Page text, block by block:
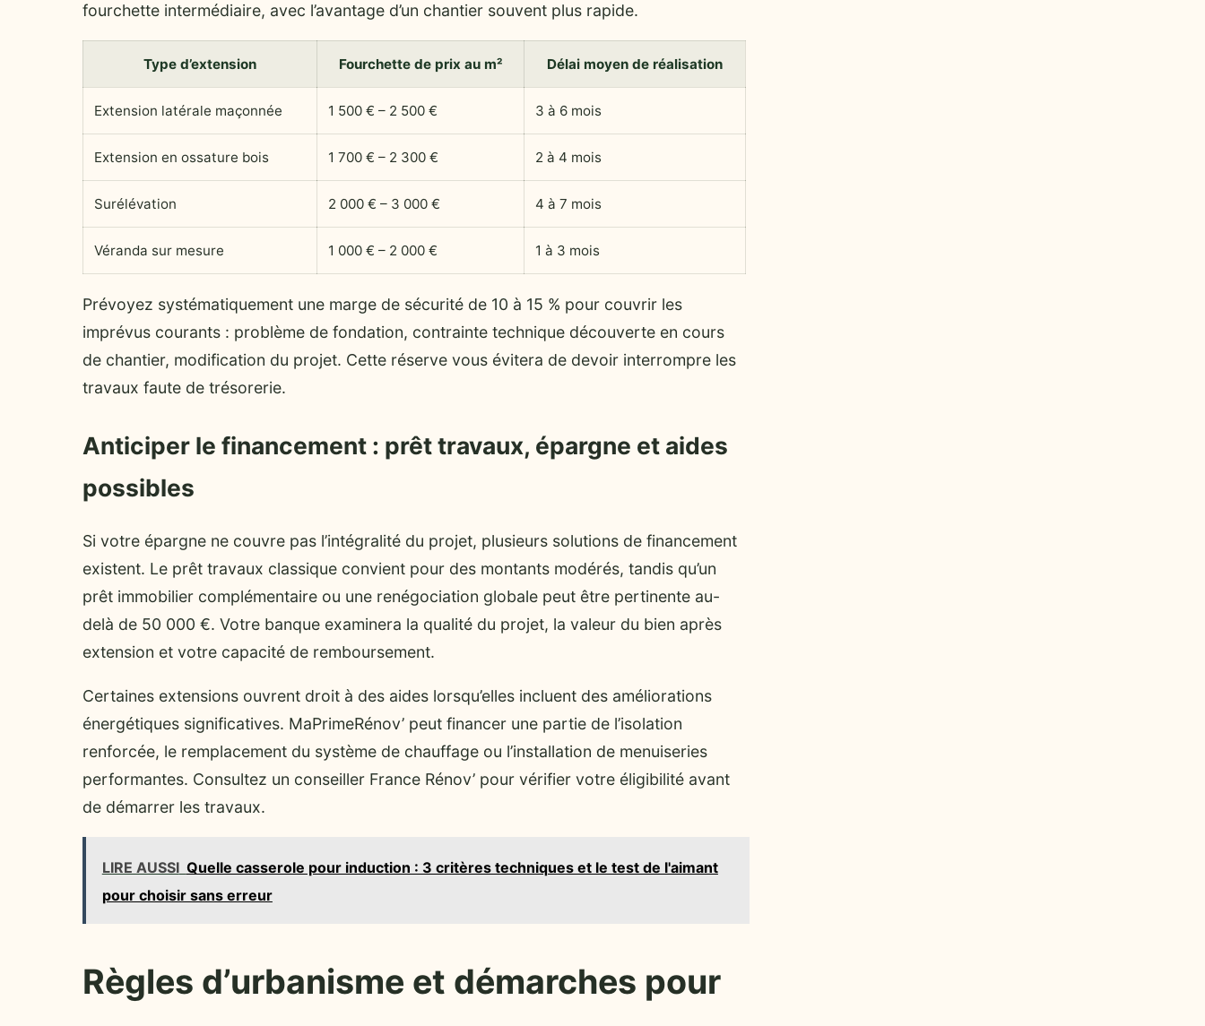
fourchette intermédiaire, avec l’avantage d’un chantier souvent plus rapide.
Type d’extension Fourchette de prix au m² Délai moyen de réalisation
Extension latérale maçonnée 1 500 € – 2 500 € 3 à 6 mois
Extension en ossature bois 1 700 € – 2 300 € 2 à 4 mois
Surélévation 2 000 € – 3 000 € 4 à 7 mois
Véranda sur mesure 1 000 € – 2 000 € 1 à 3 mois
Prévoyez systématiquement une marge de sécurité de 10 à 15 % pour couvrir les
imprévus courants : problème de fondation, contrainte technique découverte en cours
de chantier, modification du projet. Cette réserve vous évitera de devoir interrompre les
travaux faute de trésorerie.
Anticiper le financement : prêt travaux, épargne et aides
possibles
Si votre épargne ne couvre pas l’intégralité du projet, plusieurs solutions de financement
existent. Le prêt travaux classique convient pour des montants modérés, tandis qu’un
prêt immobilier complémentaire ou une renégociation globale peut être pertinente au-
delà de 50 000 €. Votre banque examinera la qualité du projet, la valeur du bien après
extension et votre capacité de remboursement.
Certaines extensions ouvrent droit à des aides lorsqu’elles incluent des améliorations
énergétiques significatives. MaPrimeRénov’ peut financer une partie de l’isolation
renforcée, le remplacement du système de chauffage ou l’installation de menuiseries
performantes. Consultez un conseiller France Rénov’ pour vérifier votre éligibilité avant
de démarrer les travaux.
LIRE AUSSI Quelle casserole pour induction : 3 critères techniques et le test de l'aimant
pour choisir sans erreur
Règles d’urbanisme et démarches pour